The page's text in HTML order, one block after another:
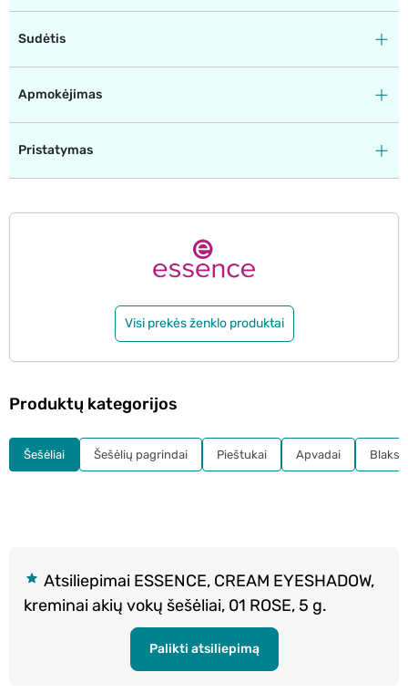
Sudėtis
Apmokėjimas
Pristatymas
Visi prekės ženklo produktai
Atsiliepimai ESSENCE, CREAM EYESHADOW,
kreminai akių vokų šešėliai, 01 ROSE, 5 g.
Palikti atsiliepimą
Produktų kategorijos
Šešėliai Šešėlių pagrindai Pieštukai Apvadai